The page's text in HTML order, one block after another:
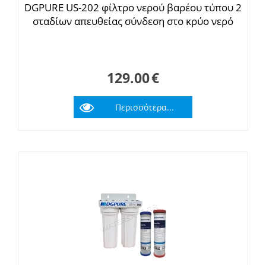
DGPURE US-202 φίλτρο νερού βαρέου τύπου 2
σταδίων απευθείας σύνδεση στο κρύο νερό
129.00€
Περισσότερα...